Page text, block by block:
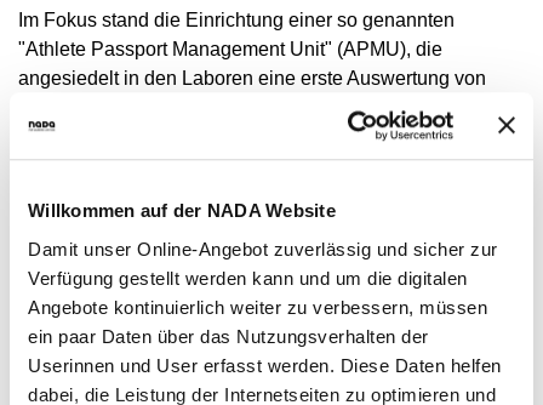
Willkommen auf der NADA Website
Damit unser Online-Angebot zuverlässig und sicher zur
Verfügung gestellt werden kann und um die digitalen
Angebote kontinuierlich weiter zu verbessern, müssen
ein paar Daten über das Nutzungsverhalten der
Userinnen und User erfasst werden. Diese Daten helfen
dabei, die Leistung der Internetseiten zu optimieren und
INTERNE MELDESTELLE
ERGEBNISMANAGEMENT
DISZIPLINARVERFAHREN
DATENSCHUTZ
JURISTISCHE VORTRÄGE
KORTISON IM SPORT
TESTOSTERON IM SPORT
WICHTIGE ÄNDERUNGEN DER
VERBOTSLISTE 2026
ÜBERSICHT
REGELUNG FÜR NICHT-TESTPOOL-
ATHLETINNEN UND -ATHLETEN
REGELUNG FÜR TESTPOOL-ATHLETINNEN
DIGITALE BEISPIELLISTE
NADAMED
DOPINGFALLEN
FORSCHUNG
ÜBERSICHT
DOPINGANALYTIK
BETEILIGTE AM KONTROLLPROZESS
TRAININGSKONTROLLEN
ÜBERSICHT
RISIKOGRUPPEN
MELDEPFLICHTEN
WETTKAMPFKONTROLLEN
ADAMS
MEDIKATIONSKONTROLLEN BEI PFERDEN
FORTBILDUNGSANGEBOTE
E-LEARNING
ÜBERSICHT
NEWS
WISSENSCHAFTLICHE PUBLIKATIONEN
WISSENSCENTER
FAQ
Im Fokus stand die Einrichtung einer so genannten
"Athlete Passport Management Unit" (APMU), die
angesiedelt in den Laboren eine erste Auswertung von
Blutprofilen vornehmen soll. Diese neuen Einheiten sollen
weltweit zur Harmonisierung von Blutpass-Programmen
der nationalen Anti-Doping-Organisationen und den
Umsetzung sind die Labore gefragt, die nun eine
Implementierung prüfen.
Die NADA führt seit 2007 Blutkontrollen durch, die zum
Anlegen von Blutprofilen genutzt werden. Der Manager
des Blutpass-Programms der WADA Dr. Pierre-Edouard